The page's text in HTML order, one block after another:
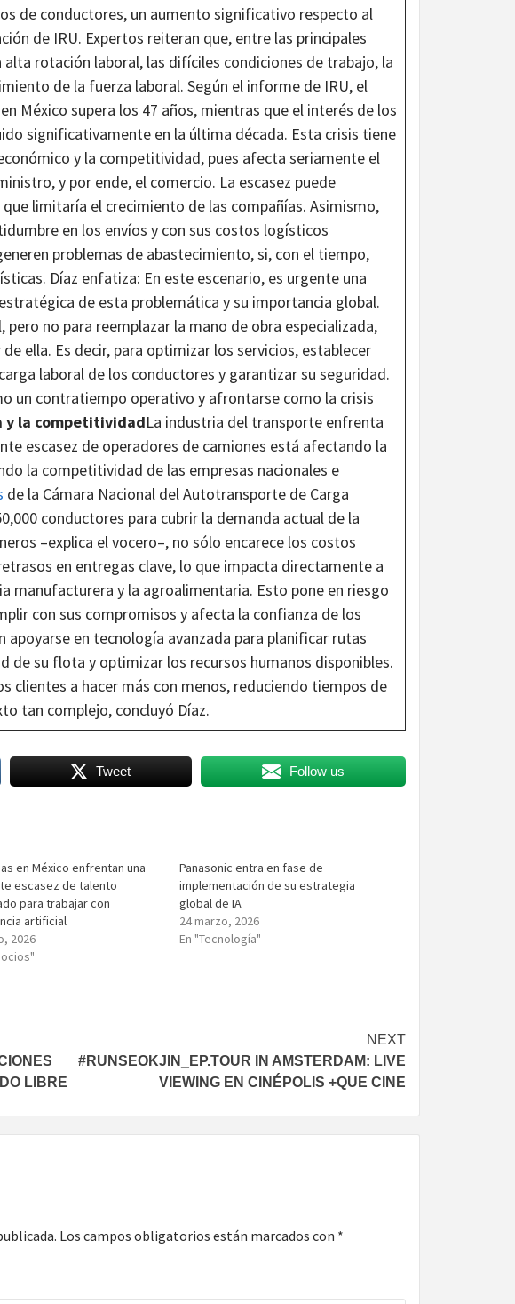
de conductores, un aumento significativo respecto al
de IRU. Expertos reiteran que, entre las principales
alta rotación laboral, las difíciles condiciones de trabajo, la
de la fuerza laboral. Según el informe de IRU, el
México supera los 47 años, mientras que el interés de los
significativamente en la última década. Esta crisis tiene
y la competitividad, pues afecta seriamente el
y por ende, el comercio. La escasez puede
limitaría el crecimiento de las compañías. Asimismo,
en los envíos y con sus costos logísticos
problemas de abastecimiento, si, con el tiempo,
Díaz enfatiza: En este escenario, es urgente una
de esta problemática y su importancia global.
no para reemplazar la mano de obra especializada,
ella. Es decir, para optimizar los servicios, establecer
laboral de los conductores y garantizar su seguridad.
un contratiempo operativo y afrontarse como la crisis
y la competitividadLa industria del transporte enfrenta
escasez de operadores de camiones está afectando la
la competitividad de las empresas nacionales e
de la Cámara Nacional del Autotransporte de Carga
conductores para cubrir la demanda actual de la
–explica el vocero–, no sólo encarece los costos
en entregas clave, lo que impacta directamente a
manufacturera y la agroalimentaria. Esto pone en riesgo
con sus compromisos y afecta la confianza de los
apoyarse en tecnología avanzada para planificar rutas
de su flota y optimizar los recursos humanos disponibles.
clientes a hacer más con menos, reduciendo tiempos de
tan complejo, concluyó Díaz.
Tweet Follow us
en México enfrentan una
escasez de talento
para trabajar con
artificial
2026
Panasonic entra en fase de
implementación de su estrategia
global de IA
24 marzo, 2026
En "Tecnología"
LIBRE
NEXT
#RUNSEOKJIN_EP.TOUR IN AMSTERDAM: LIVE
VIEWING EN CINÉPOLIS +QUE CINE
Los campos obligatorios están marcados con *